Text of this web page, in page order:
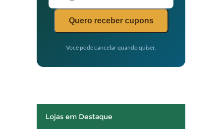
Quero receber cupons
Você pode cancelar quando quiser.
Lojas em Destaque